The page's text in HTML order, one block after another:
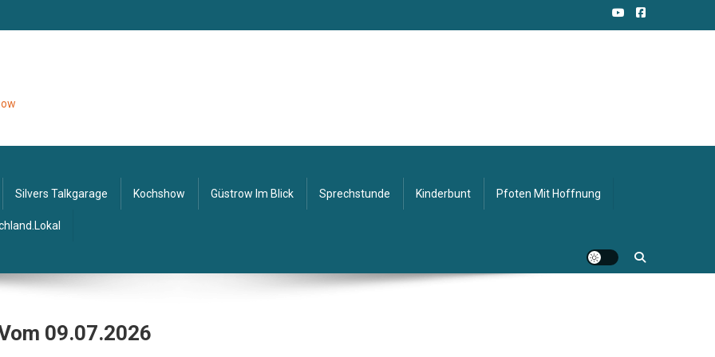
Silvers Talkgarage Kochshow Güstrow Im Blick Sprechstunde Kinderbunt Pfoten Mit Hoffnung
09.07.2026